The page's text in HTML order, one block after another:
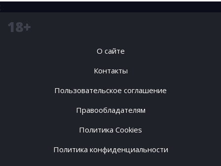
;
18+
О сайте
Контакты
Пользовательское соглашение
Правообладателям
Политика Cookies
Политика конфиденциальности